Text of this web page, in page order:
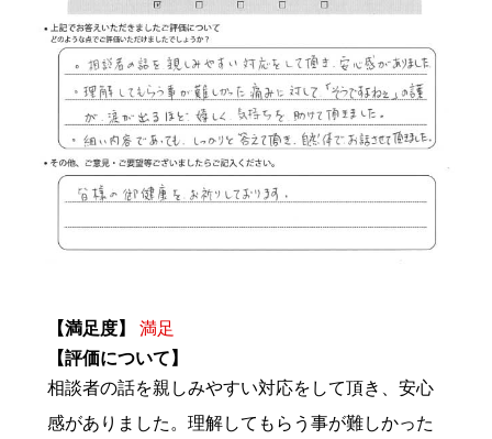
【満足度】
満足
【評価について】
相談者の話を親しみやすい対応をして頂き、安心
感がありました。理解してもらう事が難しかった